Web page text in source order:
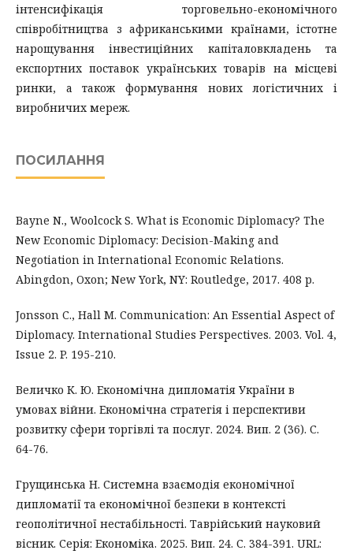
інтенсифікація торговельно-економічного
співробітництва з африканськими країнами, істотне
нарощування інвестиційних капіталовкладень та
експортних поставок українських товарів на місцеві
ринки, а також формування нових логістичних і
виробничих мереж.
ПОСИЛАННЯ
Bayne N., Woolcock S. What is Economic Diplomacy? The
New Economic Diplomacy: Decision-Making and
Negotiation in International Economic Relations.
Abingdon, Oxon; New York, NY: Routledge, 2017. 408 p.
Jonsson C., Hall M. Communication: An Essential Aspect of
Diplomacy. International Studies Perspectives. 2003. Vol. 4,
Issue 2. P. 195-210.
Величко К. Ю. Економічна дипломатія України в
умовах війни. Економічна стратегія і перспективи
розвитку сфери торгівлі та послуг. 2024. Вип. 2 (36). С.
64-76.
Грущинська Н. Системна взаємодія економічної
дипломатії та економічної безпеки в контексті
геополітичної нестабільності. Таврійський науковий
вісник. Серія: Економіка. 2025. Вип. 24. С. 384-391. URL: